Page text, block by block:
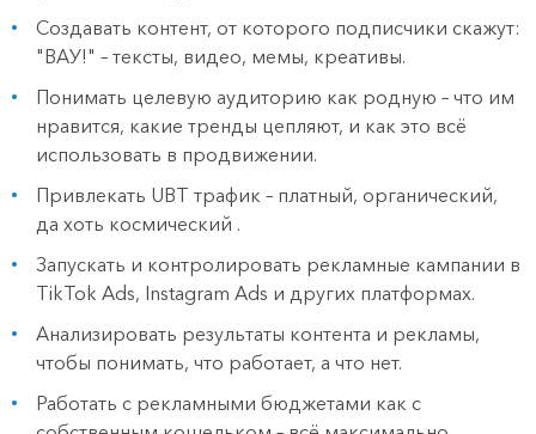
Создавать контент, от которого подписчики скажут:
"ВАУ!" – тексты, видео, мемы, креативы.
Понимать целевую аудиторию как родную – что им
нравится, какие тренды цепляют, и как это всё
использовать в продвижении.
Привлекать UBT трафик – платный, органический,
да хоть космический .
Запускать и контролировать рекламные кампании в
TikTok Ads, Instagram Ads и других платформах.
Анализировать результаты контента и рекламы,
чтобы понимать, что работает, а что нет.
Работать с рекламными бюджетами как с